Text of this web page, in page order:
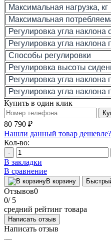
Максимальная нагрузка, кг
Максимальная
Регулировка угла наклона
Регулировка угла наклона
Способы регулировки
Регулировка высоты
Регулировка угла наклона
Регулировка угла наклона
Купить в один клик
80 790 ₽
Нашли данный товар дешевле?
Кол-во:
-
В закладки
В сравнение
В корзину
Отзывов0
0/ 5
средний рейтинг товара
Написать отзыв
Написать отзыв